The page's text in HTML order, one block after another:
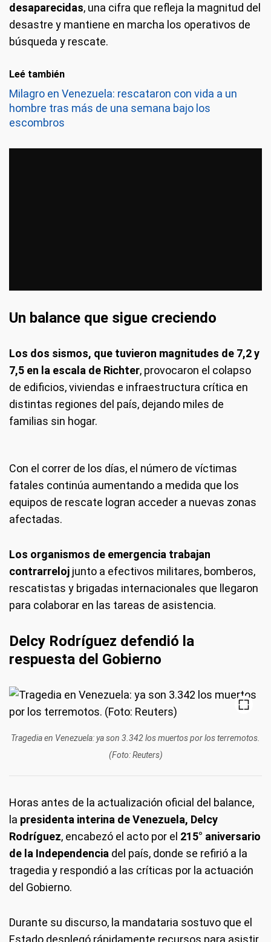
desaparecidas, una cifra que refleja la magnitud del
desastre y mantiene en marcha los operativos de
búsqueda y rescate.
Leé también
Milagro en Venezuela: rescataron con vida a un
hombre tras más de una semana bajo los
escombros
Un balance que sigue creciendo
Los dos sismos, que tuvieron magnitudes de 7,2 y
7,5 en la escala de Richter, provocaron el colapso
de edificios, viviendas e infraestructura crítica en
distintas regiones del país, dejando miles de
familias sin hogar.
Con el correr de los días, el número de víctimas
fatales continúa aumentando a medida que los
equipos de rescate logran acceder a nuevas zonas
afectadas.
Los organismos de emergencia trabajan
contrarreloj junto a efectivos militares, bomberos,
rescatistas y brigadas internacionales que llegaron
para colaborar en las tareas de asistencia.
Delcy Rodríguez defendió la
respuesta del Gobierno
Tragedia en Venezuela: ya son 3.342 los muertos por los terremotos.
(Foto: Reuters)
Horas antes de la actualización oficial del balance,
la presidenta interina de Venezuela, Delcy
Rodríguez, encabezó el acto por el 215° aniversario
de la Independencia del país, donde se refirió a la
tragedia y respondió a las críticas por la actuación
del Gobierno.
Durante su discurso, la mandataria sostuvo que el
Estado desplegó rápidamente recursos para asistir